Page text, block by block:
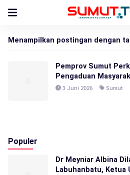
Menampilkan postingan dengan
Pemprov Sumut
Pengaduan
3 Juni 2026 Sumut
Populer
Dr Meyniar Albina
Labuhanbatu, Ketua